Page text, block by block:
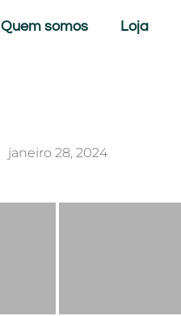
Quem somos Loja
janeiro 28, 2024